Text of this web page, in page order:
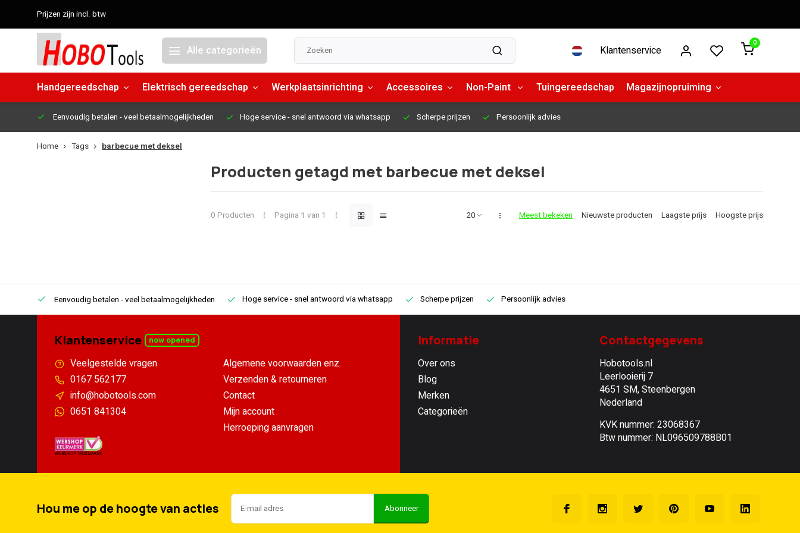
Prijzen zijn incl. btw
Alle categorieën Klantenservice
0
Handgereedschap Elektrisch gereedschap Werkplaatsinrichting Accessoires Non-Paint Tuingereedschap Magazijnopruiming
Eenvoudig betalen - veel betaalmogelijkheden Hoge service- snel antwoord via whatsapp Scherpe prijzen Persoonlijk advies
Home Tags barbecue met deksel
Producten getagd met barbecue met deksel
0 Producten Pagina 1 van 1 Meest bekeken Nieuwste producten Laagste prijs Hoogste prijs
Eenvoudig betalen - veel betaalmogelijkheden Hoge service- snel antwoord via whatsapp Scherpe prijzen Persoonlijk advies
Klantenservice now opened
Veelgestelde vragen
0167 562177
info@hobotools.com
0651 841304
Algemene voorwaarden enz.
Verzenden & retourneren
Contact
Mijn account
Herroeping aanvragen
Informatie
Over ons
Blog
Merken
Categorieën
Contactgegevens
Hobotools.nl
Leerlooierij 7
4651 SM, Steenbergen
Nederland
KVK nummer: 23068367
Btw nummer: NL096509788B01
Hou me op de hoogte van acties Abonneer